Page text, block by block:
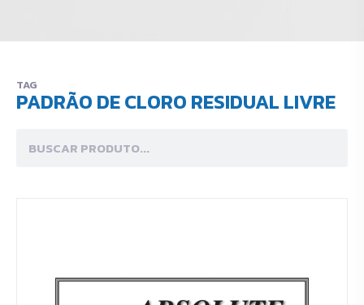
TAG
PADRÃO DE CLORO RESIDUAL LIVRE